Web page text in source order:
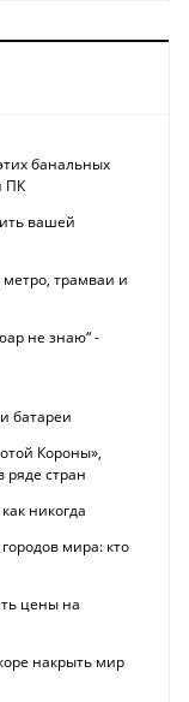
банальных
ПК
вашей
трамваи и
не знаю“ -
батареи
Короны»,
стран
никогда
мира: кто
цены на
накрыть мир